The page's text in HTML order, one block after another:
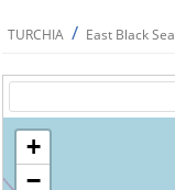
TURCHIA / East Black Sea